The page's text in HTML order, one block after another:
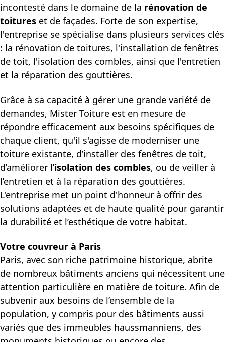
incontesté dans le domaine de la rénovation de
toitures et de façades. Forte de son expertise,
l'entreprise se spécialise dans plusieurs services clés
: la rénovation de toitures, l'installation de fenêtres
de toit, l'isolation des combles, ainsi que l'entretien
et la réparation des gouttières.
Grâce à sa capacité à gérer une grande variété de
demandes, Mister Toiture est en mesure de
répondre efficacement aux besoins spécifiques de
chaque client, qu'il s'agisse de moderniser une
toiture existante, d’installer des fenêtres de toit,
d’améliorer l’isolation des combles, ou de veiller à
l’entretien et à la réparation des gouttières.
L'entreprise met un point d'honneur à offrir des
solutions adaptées et de haute qualité pour garantir
la durabilité et l’esthétique de votre habitat.
Votre couvreur à Paris
Paris, avec son riche patrimoine historique, abrite
de nombreux bâtiments anciens qui nécessitent une
attention particulière en matière de toiture. Afin de
subvenir aux besoins de l’ensemble de la
population, y compris pour des bâtiments aussi
variés que des immeubles haussmanniens, des